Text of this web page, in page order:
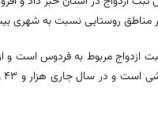
در مناطق روستایی نسبت به شهری